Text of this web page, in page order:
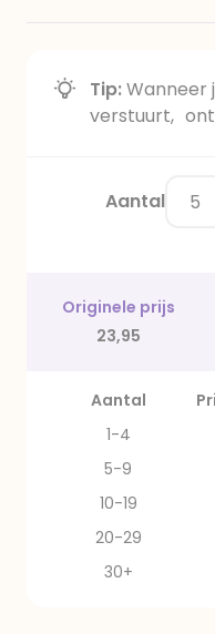
Tip:Wanneer
verstuurt,
Aantal
Originele prijs
23,95
Aantal
1-4
5-9
10-19
20-29
30+